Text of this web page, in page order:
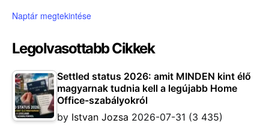
Naptár megtekintése
Legolvasottabb Cikkek
Settled status 2026: amit MINDEN kint élő
magyarnak tudnia kell a legújabb Home
Office-szabályokról
by Istvan Jozsa 2026-07-31 (3 435)